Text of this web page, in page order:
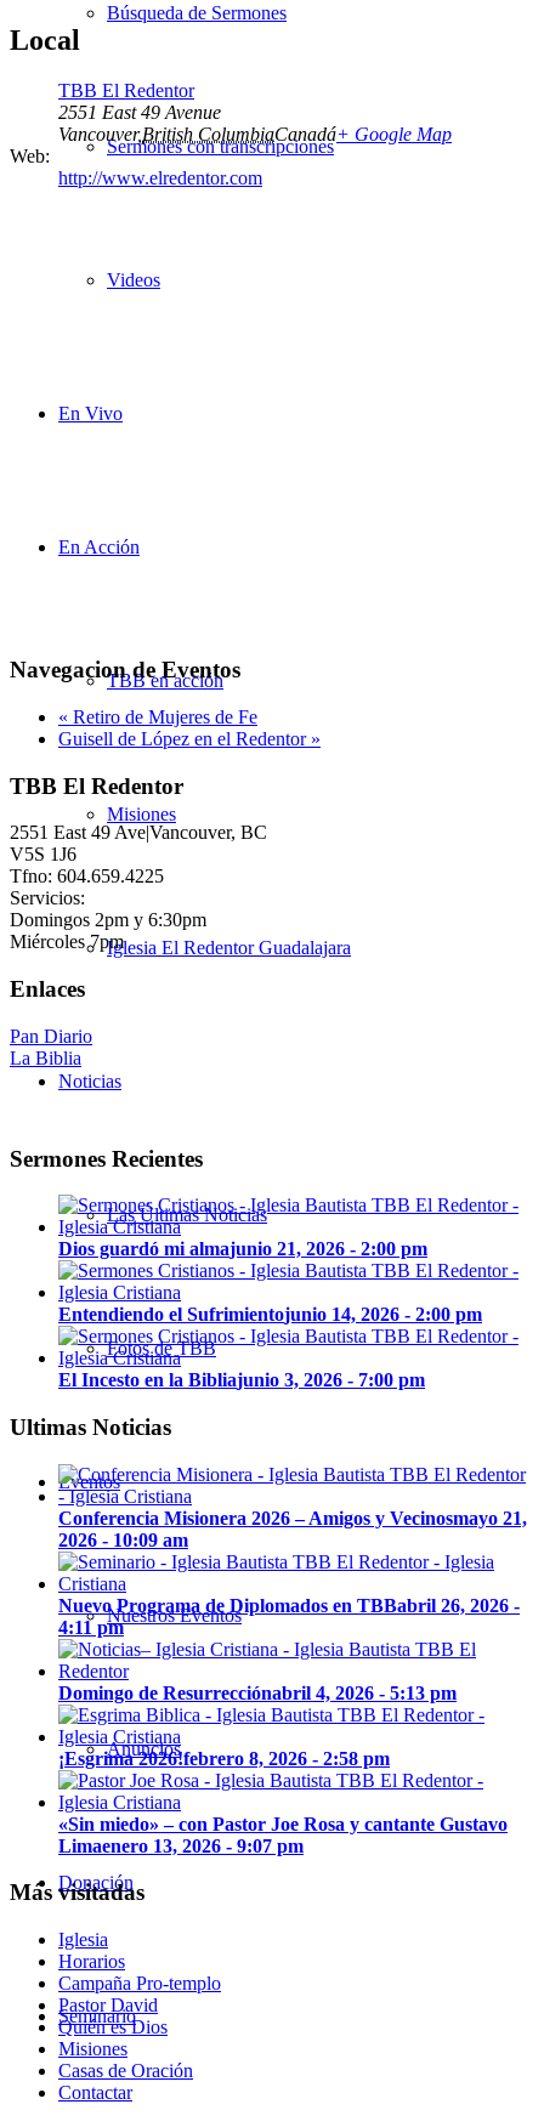
Búsqueda de Sermones
Sermones con transcripciones
Videos
En Vivo
En Acción
TBB en acción
Misiones
Iglesia El Redentor Guadalajara
Noticias
Las Últimas Noticias
Fotos de TBB
Eventos
Nuestros Eventos
Anuncios
Donación
Seminario
Local
TBB El Redentor
2551 East 49 Avenue
Vancouver,British ColumbiaCanadá+ Google Map
Web:
http://www.elredentor.com
Navegacion de Eventos
« Retiro de Mujeres de Fe
Guisell de López en el Redentor »
TBB El Redentor
2551 East 49 Ave|Vancouver, BC
V5S 1J6
Tfno: 604.659.4225
Servicios:
Domingos 2pm y 6:30pm
Miércoles 7pm
Enlaces
Pan Diario
La Biblia
Sermones Recientes
Dios guardó mi almajunio 21, 2026 - 2:00 pm
Entendiendo el Sufrimientojunio 14, 2026 - 2:00 pm
El Incesto en la Bibliajunio 3, 2026 - 7:00 pm
Ultimas Noticias
Conferencia Misionera 2026 – Amigos y Vecinosmayo 21,
2026 - 10:09 am
Nuevo Programa de Diplomados en TBBabril 26, 2026 -
4:11 pm
Domingo de Resurrecciónabril 4, 2026 - 5:13 pm
¡Esgrima 2026!febrero 8, 2026 - 2:58 pm
«Sin miedo» – con Pastor Joe Rosa y cantante Gustavo
Limaenero 13, 2026 - 9:07 pm
Más visitadas
Iglesia
Horarios
Campaña Pro-templo
Pastor David
Quién es Dios
Misiones
Casas de Oración
Contactar